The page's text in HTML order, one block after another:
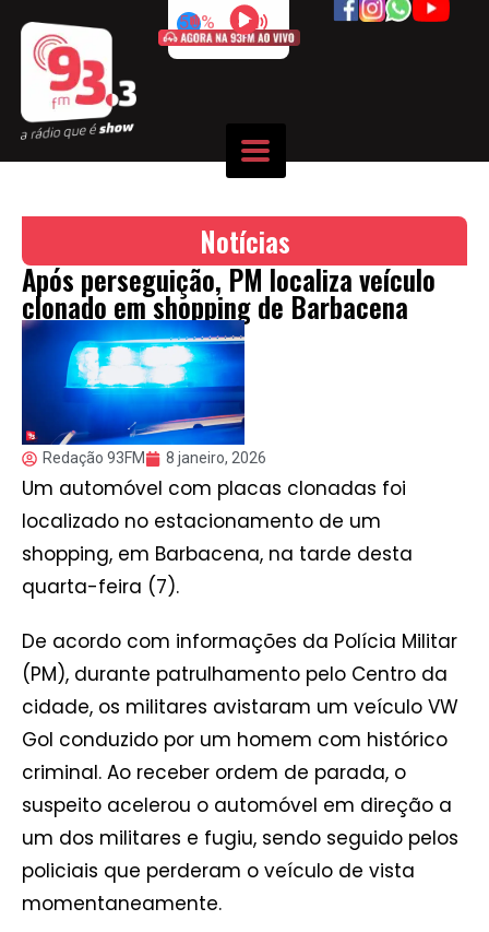
50%
Notícias
Após perseguição, PM localiza veículo
clonado em shopping de Barbacena
Redação 93FM 8 janeiro, 2026
Um automóvel com placas clonadas foi
localizado no estacionamento de um
shopping, em Barbacena, na tarde desta
quarta-feira (7).
De acordo com informações da Polícia Militar
(PM), durante patrulhamento pelo Centro da
cidade, os militares avistaram um veículo VW
Gol conduzido por um homem com histórico
criminal. Ao receber ordem de parada, o
suspeito acelerou o automóvel em direção a
um dos militares e fugiu, sendo seguido pelos
policiais que perderam o veículo de vista
momentaneamente.